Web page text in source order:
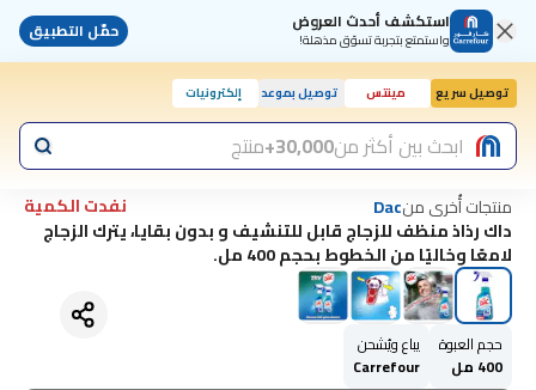
استكشف أحدث العروض
واستمتع بتجربة تسوّق مذهلة! حمّل التطبيق
توصيل سريع مينتس توصيل بموعد إلكترونيات
ابحث بين أكثر من30,000+ منتج
منتجات أُخرى منDac
نفدت الكمية
داك رذاذ منظف للزجاج قابل للتنشيف و بدون بقايا، يترك الزجاج
لامعًا وخاليًا من الخطوط بحجم 400 مل.
حجم العبوة
400 مل
يباع ويُشحن
Carrefour